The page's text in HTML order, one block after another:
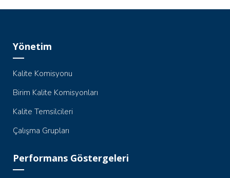
Yönetim
Kalite Komisyonu
Birim Kalite Komisyonları
Kalite Temsilcileri
Çalışma Grupları
Performans Göstergeleri